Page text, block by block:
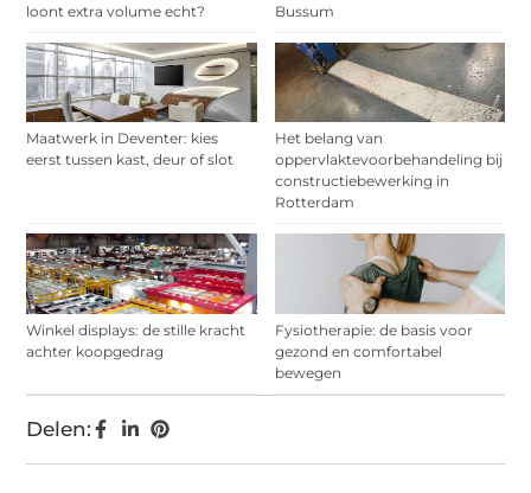
loont extra volume echt?
Bussum
Maatwerk in Deventer: kies
eerst tussen kast, deur of slot
Het belang van
oppervlaktevoorbehandeling bij
constructiebewerking in
Rotterdam
Winkel displays: de stille kracht
achter koopgedrag
Fysiotherapie: de basis voor
gezond en comfortabel
bewegen
Delen: